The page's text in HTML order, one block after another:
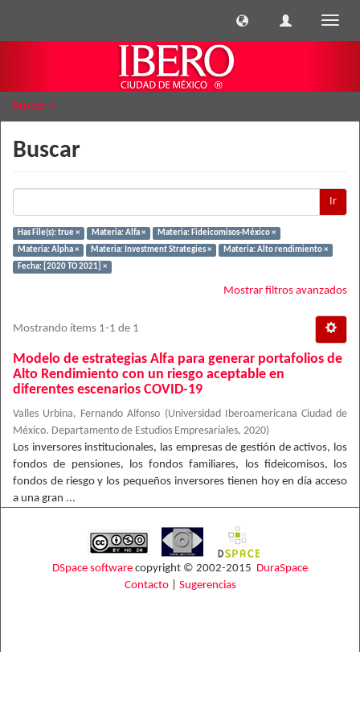
Buscar
Buscar
Ir
Has File(s): true × Materia: Alfa ×
Materia: Fideicomisos-México ×
Materia: Alpha ×
Materia: Investment Strategies ×
Materia: Alto rendimiento ×
Fecha: [2020 TO 2021] ×
Mostrar filtros avanzados
Mostrando ítems 1-1 de 1
Modelo de estrategias Alfa para generar portafolios de
Alto Rendimiento con un riesgo aceptable en
diferentes escenarios COVID-19
Valles Urbina, Fernando Alfonso (Universidad Iberoamericana Ciudad de
México. Departamento de Estudios Empresariales, 2020)
Los inversores institucionales, las empresas de gestión de activos, los
fondos de pensiones, los fondos familiares, los fideicomisos, los
fondos de riesgo y los pequeños inversores tienen hoy en día acceso
a una gran ...
DSpace software copyright © 2002-2015 DuraSpace
Contacto| Sugerencias